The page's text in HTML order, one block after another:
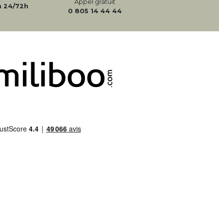
24/72h
Appel gratuit
0 805 14 44 44